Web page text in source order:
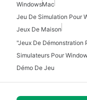
WindowsMac
Jeu De Simulation Pour
Jeux De Maison
Simulateurs Pour
Démo De Jeu